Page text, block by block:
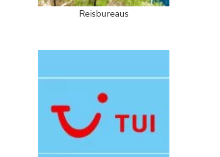
Reisbureaus